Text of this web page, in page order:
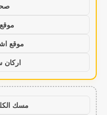
موقع
اركان
مسك